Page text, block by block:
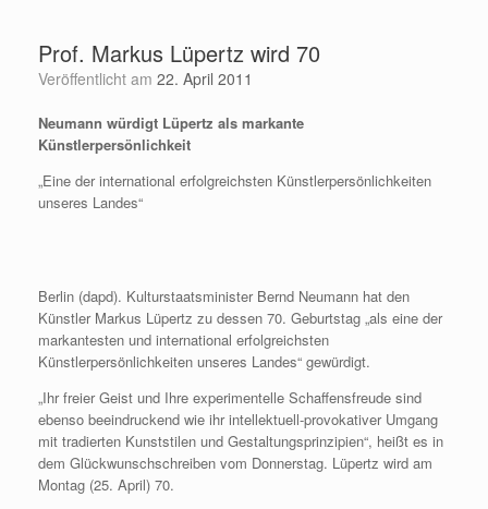
springenProf. Markus Lüpertz wird 70
Veröffentlicht am 22. April 2011
Neumann würdigt Lüpertz als markante
Künstlerpersönlichkeit
„Eine der international erfolgreichsten Künstlerpersönlichkeiten
unseres Landes“
Berlin (dapd). Kulturstaatsminister Bernd Neumann hat den
Künstler Markus Lüpertz zu dessen 70. Geburtstag „als eine der
markantesten und international erfolgreichsten
Künstlerpersönlichkeiten unseres Landes“ gewürdigt.
„Ihr freier Geist und Ihre experimentelle Schaffensfreude sind
ebenso beeindruckend wie ihr intellektuell-provokativer Umgang
mit tradierten Kunststilen und Gestaltungsprinzipien“, heißt es in
dem Glückwunschschreiben vom Donnerstag. Lüpertz wird am
Montag (25. April) 70.